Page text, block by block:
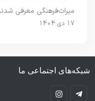
میراث‌فرهنگی معرفی
17 دی 1404
شبکه‌های اجتماعی ما